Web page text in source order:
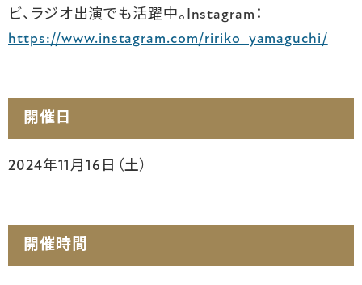
ビ、ラジオ出演でも活躍中。Instagram：
https://www.instagram.com/ririko_yamaguchi/
開催日
2024年11月16日（土）
開催時間